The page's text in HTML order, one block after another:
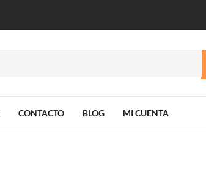
CONTACTO BLOG MI CUENTA